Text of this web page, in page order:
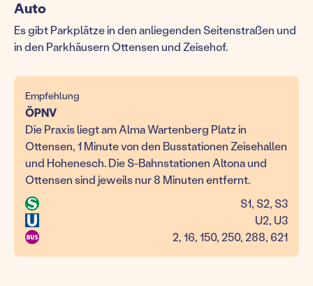
Empfehlung
ÖPNV
Die Praxis liegt am Alma Wartenberg Platz in
Ottensen, 1 Minute von den Busstationen Zeisehallen
und Hohenesch. Die S-Bahnstationen Altona und
Ottensen sind jeweils nur 8 Minuten entfernt.
S1, S2, S3
U2, U3
2, 16, 150, 250, 288, 621
Auto
Es gibt Parkplätze in den anliegenden Seitenstraßen und
in den Parkhäusern Ottensen und Zeisehof.